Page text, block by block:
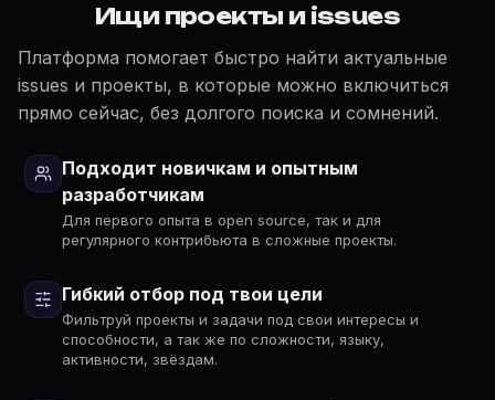
Ищи проекты и issues
Платформа помогает быстро найти актуальные
issues и проекты, в которые можно включиться
прямо сейчас, без долгого поиска и сомнений.
Подходит новичкам и опытным
разработчикам
Для первого опыта в open source, так и для
регулярного контрибьюта в сложные проекты.
Гибкий отбор под твои цели
Фильтруй проекты и задачи под свои интересы и
способности, а так же по сложности, языку,
активности, звёздам.